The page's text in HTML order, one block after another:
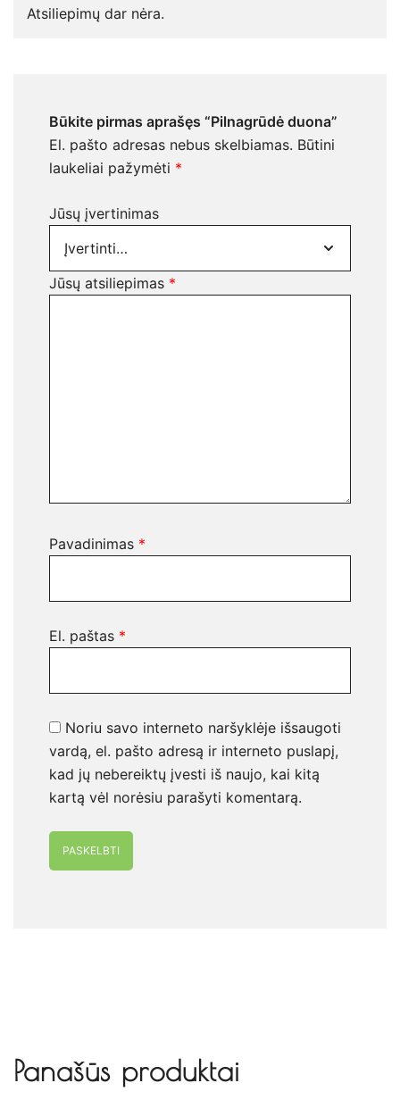
Atsiliepimų dar nėra.
Būkite pirmas aprašęs “Pilnagrūdė duona”
El. pašto adresas nebus skelbiamas. Būtini
laukeliai pažymėti *
Jūsų įvertinimas
Jūsų atsiliepimas *
Pavadinimas *
El. paštas *
Noriu savo interneto naršyklėje išsaugoti
vardą, el. pašto adresą ir interneto puslapį,
kad jų nebereiktų įvesti iš naujo, kai kitą
kartą vėl norėsiu parašyti komentarą.
Panašūs produktai